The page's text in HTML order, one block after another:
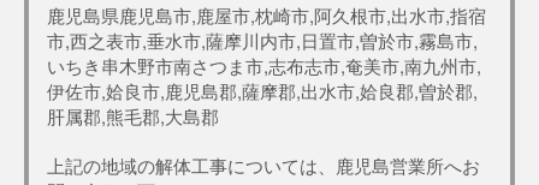
鹿児島県鹿児島市,鹿屋市,枕崎市,阿久根市,出水市,指宿
市,西之表市,垂水市,薩摩川内市,日置市,曽於市,霧島市,
いちき串木野市南さつま市,志布志市,奄美市,南九州市,
伊佐市,姶良市,鹿児島郡,薩摩郡,出水市,姶良郡,曽於郡,
肝属郡,熊毛郡,大島郡
上記の地域の解体工事については、鹿児島営業所へお